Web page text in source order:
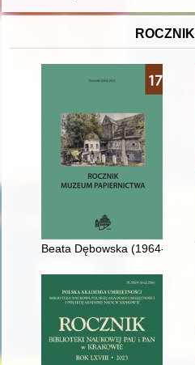
Beata Dębowska (1964-2023)